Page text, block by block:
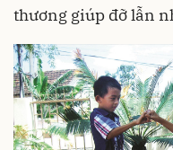
thương giúp đỡ lẫn